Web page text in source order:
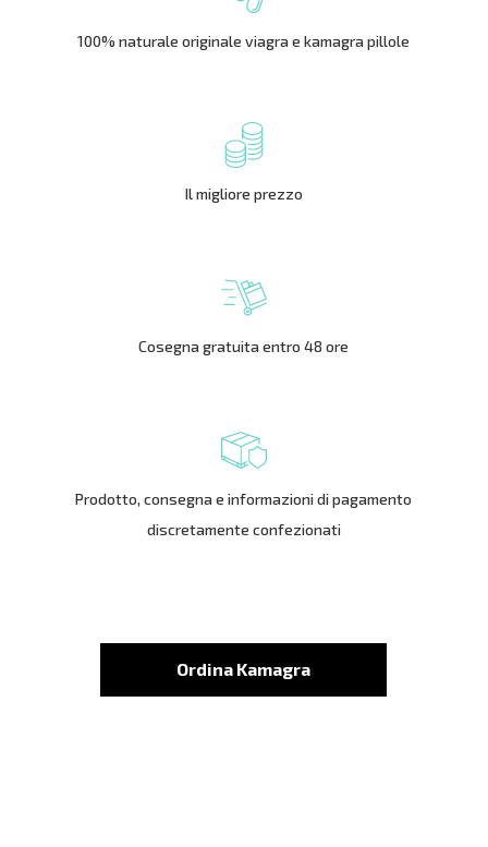
100% naturale originale viagra e kamagra pillole
Il migliore prezzo
Cosegna gratuita entro 48 ore
Prodotto, consegna e informazioni di pagamento
discretamente confezionati
Ordina Kamagra